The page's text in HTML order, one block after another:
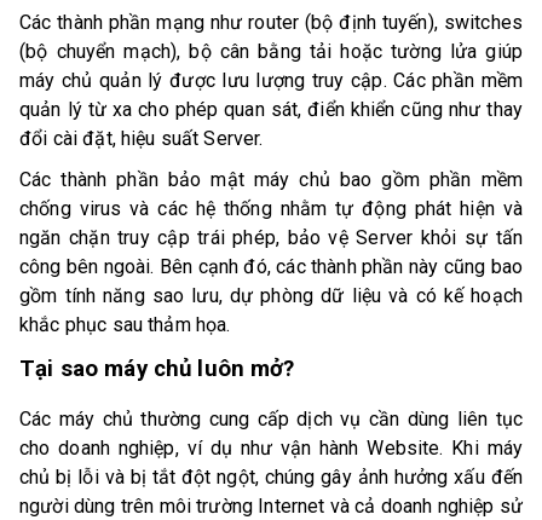
Các thành phần mạng như router (bộ định tuyến), switches
(bộ chuyển mạch), bộ cân bằng tải hoặc tường lửa giúp
máy chủ quản lý được lưu lượng truy cập. Các phần mềm
quản lý từ xa cho phép quan sát, điển khiển cũng như thay
đổi cài đặt, hiệu suất Server.
Các thành phần bảo mật máy chủ bao gồm phần mềm
chống virus và các hệ thống nhằm tự động phát hiện và
ngăn chặn truy cập trái phép, bảo vệ Server khỏi sự tấn
công bên ngoài. Bên cạnh đó, các thành phần này cũng bao
gồm tính năng sao lưu, dự phòng dữ liệu và có kế hoạch
khắc phục sau thảm họa.
Tại sao máy chủ luôn mở?
Các máy chủ thường cung cấp dịch vụ cần dùng liên tục
cho doanh nghiệp, ví dụ như vận hành Website. Khi máy
chủ bị lỗi và bị tắt đột ngột, chúng gây ảnh hưởng xấu đến
người dùng trên môi trường Internet và cả doanh nghiệp sử